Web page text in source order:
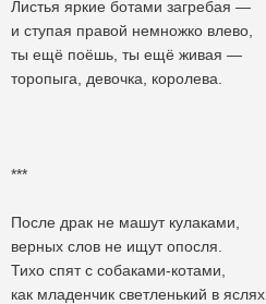
Листья яркие ботами загребая —
и ступая правой немножко влево,
ты ещё поёшь, ты ещё живая —
торопыга, девочка, королева.
***
После драк не машут кулаками,
верных слов не ищут опосля.
Тихо спят с собаками-котами,
как младенчик светленький в яслях.